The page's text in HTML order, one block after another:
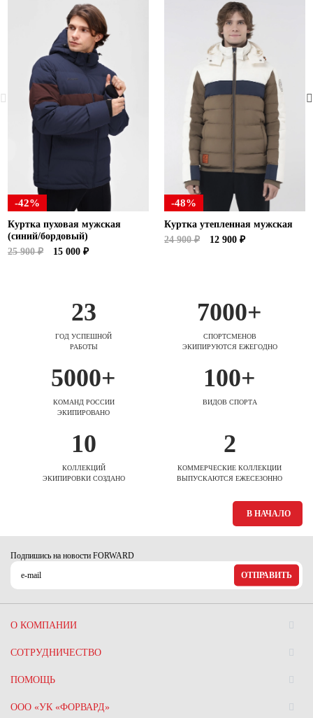
-42%
Куртка пуховая мужская
(синий/бордовый)
25 900 ₽
15 000 ₽
-48%
Куртка утепленная мужская
24 900 ₽
12 900 ₽
23
ГОД УСПЕШНОЙ
РАБОТЫ
7000+
СПОРТСМЕНОВ
ЭКИПИРУЮТСЯ ЕЖЕГОДНО
5000+
КОМАНД РОССИИ
ЭКИПИРОВАНО
100+
ВИДОВ СПОРТА
10
КОЛЛЕКЦИЙ
ЭКИПИРОВКИ СОЗДАНО
2
КОММЕРЧЕСКИЕ КОЛЛЕКЦИИ
ВЫПУСКАЮТСЯ ЕЖЕСЕЗОННО
В НАЧАЛО
Подпишись на новости FORWARD
ОТПРАВИТЬ
О КОМПАНИИ
СОТРУДНИЧЕСТВО
ПОМОЩЬ
ООО «УК «ФОРВАРД»